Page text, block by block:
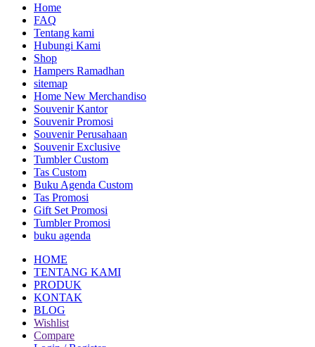
Home
FAQ
Tentang kami
Hubungi Kami
Shop
Hampers Ramadhan
sitemap
Home New Merchandiso
Souvenir Kantor
Souvenir Promosi
Souvenir Perusahaan
Souvenir Exclusive
Tumbler Custom
Tas Custom
Buku Agenda Custom
Tas Promosi
Gift Set Promosi
Tumbler Promosi
buku agenda
HOME
TENTANG KAMI
PRODUK
KONTAK
BLOG
Wishlist
Compare